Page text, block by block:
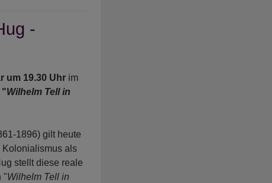
-
um 19.30 Uhr im
"Wilhelm Tell in
1896) gilt heute
Kolonialismus als
stellt diese reale
"Wilhelm Tell in